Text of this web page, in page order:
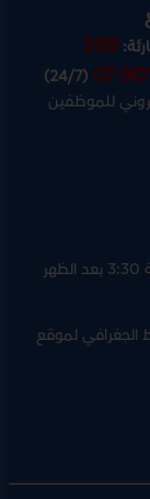
999
07-
(24/7)
للموظفين
لموقع